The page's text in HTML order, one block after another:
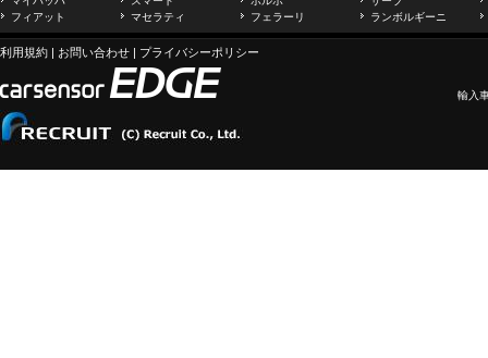
フィアット
マセラティ フェラーリ ランボルギーニ
利用規約 | お問い合わせ | プライバシーポリシー
輸入